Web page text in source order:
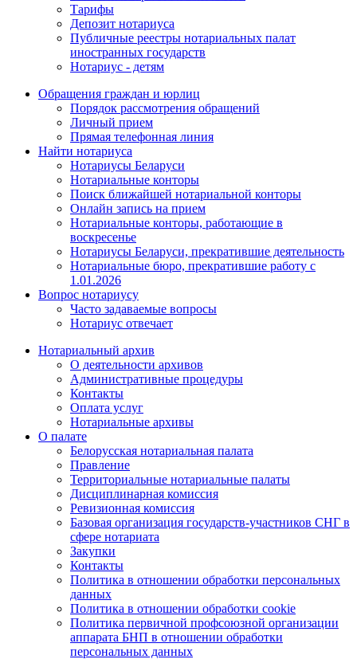
Тарифы
Депозит нотариуса
Публичные реестры нотариальных палат
иностранных государств
Нотариус - детям
Обращения граждан и юрлиц
Порядок рассмотрения обращений
Личный прием
Прямая телефонная линия
Найти нотариуса
Нотариусы Беларуси
Нотариальные конторы
Поиск ближайшей нотариальной конторы
Онлайн запись на прием
Нотариальные конторы, работающие в
воскресенье
Нотариусы Беларуси, прекратившие деятельность
Нотариальные бюро, прекратившие работу с
1.01.2026
Вопрос нотариусу
Часто задаваемые вопросы
Нотариус отвечает
Нотариальный архив
О деятельности архивов
Административные процедуры
Контакты
Оплата услуг
Нотариальные архивы
О палате
Белорусская нотариальная палата
Правление
Территориальные нотариальные палаты
Дисциплинарная комиссия
Ревизионная комиссия
Базовая организация государств-участников СНГ в
сфере нотариата
Закупки
Контакты
Политика в отношении обработки персональных
данных
Политика в отношении обработки cookie
Политика первичной профсоюзной организации
аппарата БНП в отношении обработки
персональных данных